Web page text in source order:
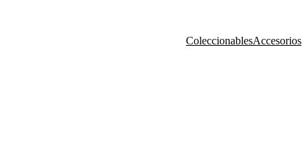
ColeccionablesAccesorios